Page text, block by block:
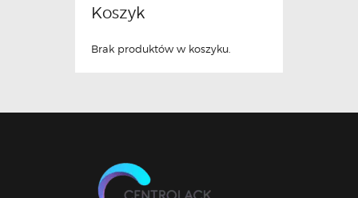
Koszyk
Brak produktów w koszyku.